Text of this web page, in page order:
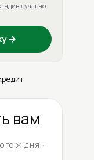
→
вам
Ж ДНЯ ·